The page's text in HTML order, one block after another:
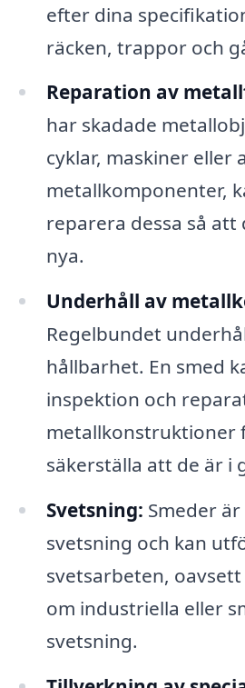
efter dina
räcken, trappor och
Reparation av
har skadade
cyklar, maskiner eller
metallkomponenter,
reparera dessa så
nya.
Underhåll av
Regelbundet
hållbarhet. En smed
inspektion och
metallkonstruktioner
säkerställa att de är i
Svetsning: Smeder
svetsning och kan
svetsarbeten,
om industriella eller
svetsning.